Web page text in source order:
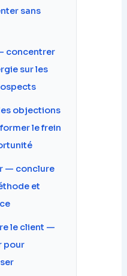
sans
concentrer
sur les
objections
le frein
— conclure
et
le client —
pour